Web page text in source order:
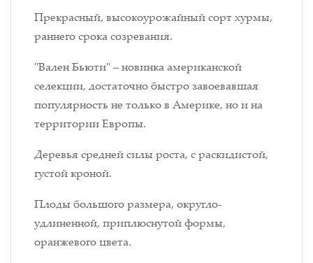
Прекрасный, высокоурожайный сорт хурмы,
раннего срока созревания.
"Вален Бьюти" – новинка американской
селекции, достаточно быстро завоевавшая
популярность не только в Америке, но и на
территории Европы.
Деревья средней силы роста, с раскидистой,
густой кроной.
Плоды большого размера, округло-
удлиненной, приплюснутой формы,
оранжевого цвета.